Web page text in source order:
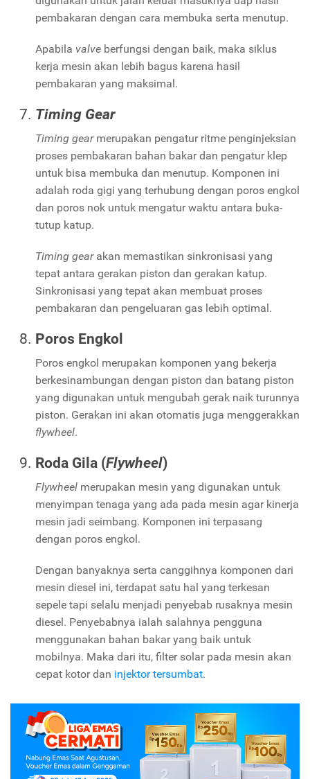
pembakaran dengan cara membuka serta menutup.
Apabila valve berfungsi dengan baik, maka siklus
kerja mesin akan lebih bagus karena hasil
pembakaran yang maksimal.
Timing Gear
Timing gearmerupakan pengatur ritme penginjeksian
proses pembakaran bahan bakar dan pengatur klep
untuk bisa membuka dan menutup. Komponen ini
adalah roda gigi yang terhubung dengan poros engkol
dan poros nok untuk mengatur waktu antara buka-
tutup katup.
Timing gearakan memastikan sinkronisasi yang
tepat antara gerakan piston dan gerakan katup.
Sinkronisasi yang tepat akan membuat proses
pembakaran dan pengeluaran gas lebih optimal.
Poros Engkol
Poros engkol merupakan komponen yang bekerja
berkesinambungan dengan piston dan batang piston
yang digunakan untuk mengubah gerak naik turunnya
piston. Gerakan ini akan otomatis juga menggerakkan
flywheel.
Roda Gila (Flywheel)
Flywheel merupakan mesin yang digunakan untuk
menyimpan tenaga yang ada pada mesin agar kinerja
mesin jadi seimbang. Komponen ini terpasang
dengan poros engkol.
Dengan banyaknya serta canggihnya komponen dari
mesin diesel ini, terdapat satu hal yang terkesan
sepele tapi selalu menjadi penyebab rusaknya mesin
diesel. Penyebabnya ialah salahnya pengguna
menggunakan bahan bakar yang baik untuk
mobilnya. Maka dari itu, filter solar pada mesin akan
cepat kotor dan injektor tersumbat.